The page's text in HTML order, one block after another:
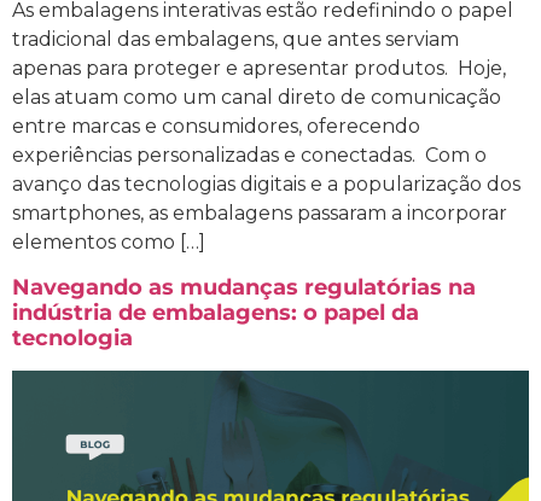
As embalagens interativas estão redefinindo o papel
tradicional das embalagens, que antes serviam
apenas para proteger e apresentar produtos. Hoje,
elas atuam como um canal direto de comunicação
entre marcas e consumidores, oferecendo
experiências personalizadas e conectadas. Com o
avanço das tecnologias digitais e a popularização dos
smartphones, as embalagens passaram a incorporar
elementos como […]
Navegando as mudanças regulatórias na
indústria de embalagens: o papel da
tecnologia